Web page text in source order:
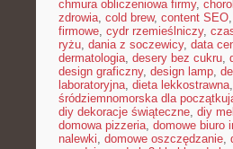
chmura obliczeniowa firmy,
zdrowia, cold brew, content SEO,
firmowe, cydr rzemieślniczy,
ryżu, dania z soczewicy, data
dermatologia, desery bez cukru,
design graficzny, design lamp,
laboratoryjna, dieta lekkostrawna,
śródziemnomorska dla
diy dekoracje świąteczne, diy
domowa pizzeria, domowe biuro
nalewki, domowe oszczędzanie,